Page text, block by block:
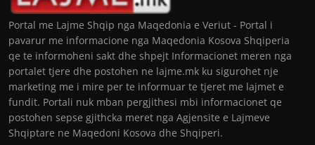
Portal me Lajme Shqip nga Maqedonia e Veriut - Portal i
pavarur me informacione nga Maqedonia Kosova Shqiperia
qe te informoheni sakt dhe shpejt Informacionet meren nga
portalet tjere dhe postohen ne lajme.mk ku sigurohet nje
marketing me i mire per te informuar te tjeret me lajmet e
fundit. Portali nuk mban pergjithesi mbi informacionet qe
postohen sepse gjithcka meret nga Agjensite e Lajmeve
Shqiptare ne Maqedoni Kosova dhe Shqiperi.